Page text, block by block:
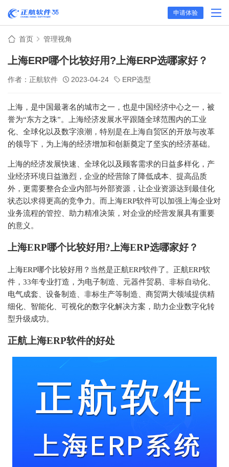
申请体验
首页 管理视角
上海ERP哪个比较好用?上海ERP选哪家好？
作者：正航软件 2023-04-24 ERP选型
上海，是中国最著名的城市之一，也是中国经济中心之一，被
誉为“东方之珠”。上海经济发展水平跟随全球范围内的工业
化、全球化以及数字浪潮，特别是在上海自贸区的开放与改革
的领导下，为上海的经济增加和创新奠定了坚实的经济基础。
上海的经济发展快速、全球化以及顾客需求的日益多样化，产
业经济环境日益激烈，企业的经营除了降低成本、提高品质
外，更需要整合企业内部与外部资源，让企业资源达到最佳化
状态以求得更高的竞争力。而上海ERP软件可以加强上海企业对
业务流程的管控、助力精准决策，对企业的经营发展具有重要
的意义。
上海ERP哪个比较好用?上海ERP选哪家好？
上海ERP哪个比较好用？当然是正航ERP软件了。正航ERP软
件，33年专业打造，为电子制造、元器件贸易、非标自动化、
电气成套、设备制造、非标生产等制造、商贸两大领域提供精
细化、智能化、可视化的数字化解决方案，助力企业数字化转
型升级成功。
正航上海ERP软件的好处